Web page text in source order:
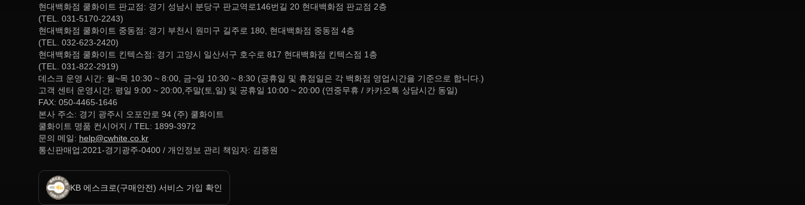
현대백화점 쿨화이트 판교점: 경기 성남시 분당구 판교역로146번길 20 현대백화점 판교점 2층
(TEL. 031-5170-2243)
현대백화점 쿨화이트 중동점: 경기 부천시 원미구 길주로 180, 현대백화점 중동점 4층
(TEL. 032-623-2420)
현대백화점 쿨화이트 킨텍스점: 경기 고양시 일산서구 호수로 817 현대백화점 킨텍스점 1층
(TEL. 031-822-2919)
데스크 운영 시간: 월~목 10:30 ~ 8:00, 금~일 10:30 ~ 8:30 (공휴일 및 휴점일은 각 백화점 영업시간을 기준으로 합니다.)
고객 센터 운영시간: 평일 9:00 ~ 20:00,주말(토,일) 및 공휴일 10:00 ~ 20:00 (연중무휴 / 카카오톡 상담시간 동일)
FAX: 050-4465-1646
본사 주소: 경기 광주시 오포안로 94 (주) 쿨화이트
쿨화이트 명품 컨시어지 / TEL: 1899-3972
문의 메일: help@cwhite.co.kr
통신판매업:2021-경기광주-0400 / 개인정보 관리 책임자: 김종원
KB 에스크로(구매안전) 서비스 가입 확인